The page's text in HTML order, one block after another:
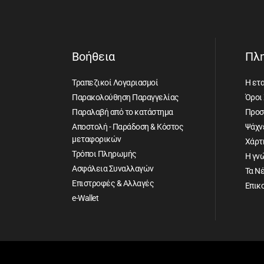
Βοήθεια
Τραπεζικοί Λογαριασμοί
Παρακολούθηση Παραγγελίας
Παραλαβή από το κατάστημα
Αποστολή - Παράδοση & Κόστος
μεταφορικών
Τρόποι Πληρωμής
Ασφάλεια Συναλλαγών
Επιστροφές & Αλλαγές
e-Wallet
Η
Η
Τα